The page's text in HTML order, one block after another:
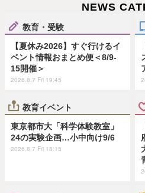
NEWS
教育・受験
【夏休み2026】すぐ行けるイ
ベント情報おまとめ便＜8/9-
15開催＞
2026.8.7 Fri 19:45
教育イベント
東京都市大「科学体験教室」
24の実験企画…小中向け9/6
2026.8.7 Fri 18:15